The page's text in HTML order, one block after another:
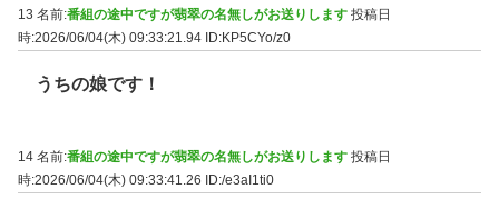
13 名前:番組の途中ですが翡翠の名無しがお送りします 投稿日
時:2026/06/04(木) 09:33:21.94 ID:KP5CYo/z0
うちの娘です！
14 名前:番組の途中ですが翡翠の名無しがお送りします 投稿日
時:2026/06/04(木) 09:33:41.26
ID:/e3aI1ti0